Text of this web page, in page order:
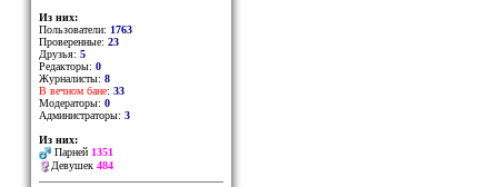
Из них:
Пользователи: 1763
Проверенные: 23
Друзья: 5
Редакторы: 0
Журналисты: 8
В вечном бане: 33
Модераторы: 0
Администраторы: 3
Из них:
Парней 1351
Девушек 484